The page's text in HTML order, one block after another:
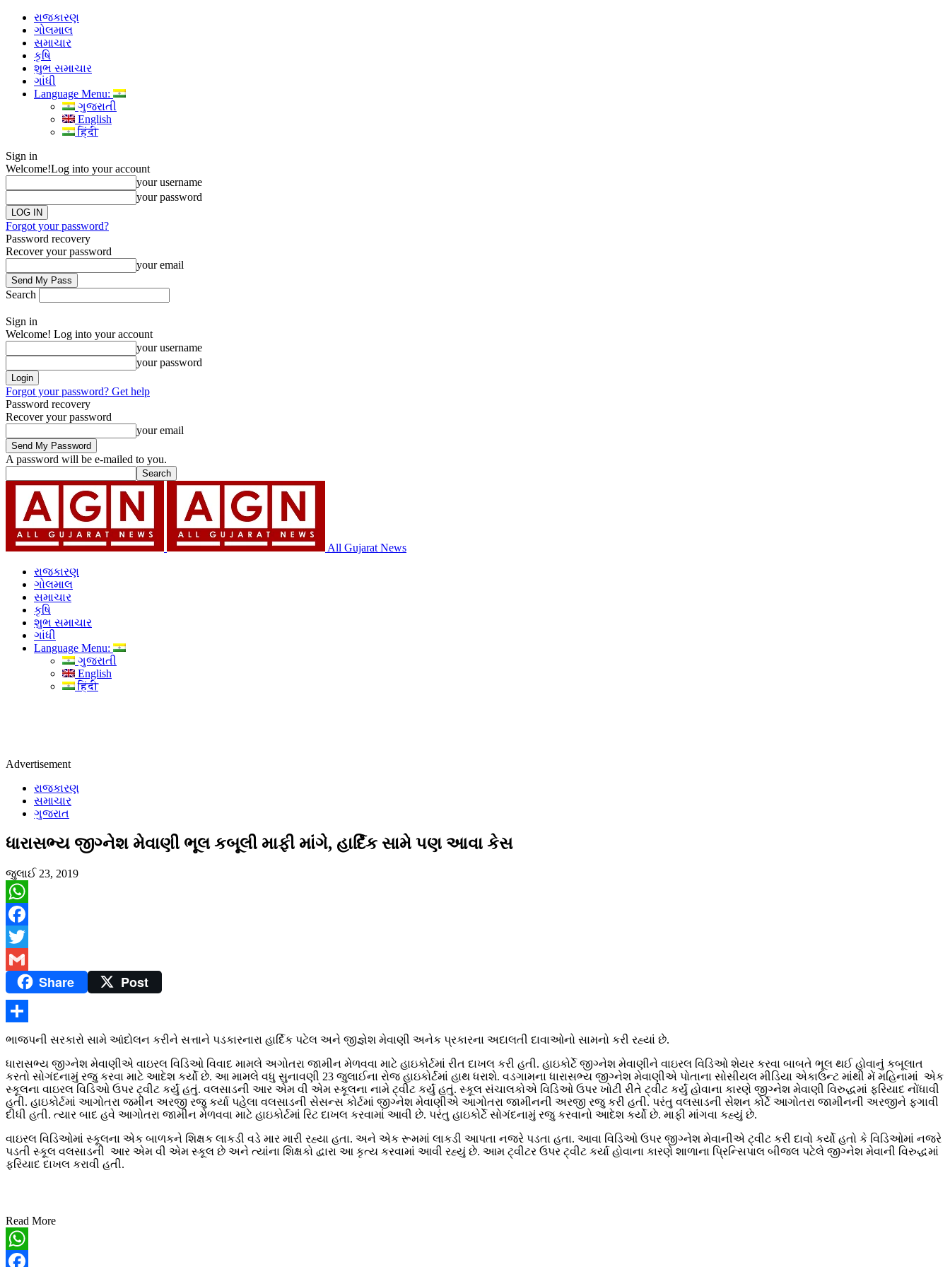
રાજકારણ
ગોલમાલ
સમાચાર
કૃષિ
શુભ સમાચાર
ગાંધી
Language Menu:
ગુજરાતી
English
हिंदी
Sign in
Welcome!Log into your account
your username
your password
Forgot your password?
Password recovery
Recover your password
your email
Search
Sign in
Welcome! Log into your account
your username
your password
Forgot your password? Get help
Password recovery
Recover your password
your email
A password will be e-mailed to you.
All Gujarat News
રાજકારણ
ગોલમાલ
સમાચાર
કૃષિ
શુભ સમાચાર
ગાંધી
Language Menu:
ગુજરાતી
English
हिंदी
Advertisement
રાજકારણ
સમાચાર
ગુજરાત
ધારાસભ્ય જીગ્નેશ મેવાણી ભૂલ કબૂલી માફી માંગે, હાર્દિક સામે પણ આવા કેસ
જુલાઈ 23, 2019
WhatsApp
Facebook
Twitter
Gmail Share Post
ભાજપની સરકારો સામે આંદોલન કરીને સત્તાને પડકારનારા હાર્દિક પટેલ અને જીજ્ઞેશ મેવાણી અનેક પ્રકારના અદાલતી દાવાઓનો સામનો કરી રહ્યાં છે.
ધારાસભ્ય જીગ્નેશ મેવાણીએ વાઇરલ વિડિઓ વિવાદ મામલે અગોતરા જામીન મેળવવા માટે હાઇકોર્ટમાં રીત દાખલ કરી હતી. હાઇકોર્ટે જીગ્નેશ મેવાણીને વાઇરલ વિડિઓ શેયર કરવા બાબતે ભૂલ થઈ હોવાનું કબૂલાત
કરતો સોગંદનામું રજુ કરવા માટે આદેશ કર્યો છે. આ મામલે વધુ સુનાવણી 23 જુલાઈના રોજ હાઇકોર્ટમાં હાથ ધરાશે. વડગામના ધારાસભ્ય જીગ્નેશ મેવાણીએ પોતાના સોસીયલ મીડિયા એકાઉન્ટ માંથી મેં મહિનામાં એક
સ્કૂલના વાઇરલ વિડિઓ ઉપર ટ્વીટ કર્યું હતું. વલસાડની આર એમ વી એમ સ્કૂલના નામે ટ્વીટ કર્યું હતું. સ્કૂલ સંચાલકોએ વિડિઓ ઉપર ખોટી રીતે ટ્વીટ કર્યું હોવાના કારણે જીગ્નેશ મેવાણી વિરુદ્ધમાં ફરિયાદ નોંધાવી
હતી. હાઇકોર્ટમાં આગોતરા જમીન અરજી રજુ કર્યા પહેલા વલસાડની સેસન્સ કોર્ટમાં જીગ્નેશ મેવાણીએ આગોતરા જામીનની અરજી રજુ કરી હતી. પરંતુ વલસાડની સેશન કોર્ટે આગોતરા જામીનની અરજીને ફગાવી
દીધી હતી. ત્યાર બાદ હવે આગોતરા જામીન મેળવવા માટે હાઇકોર્ટમાં રિટ દાખલ કરવામાં આવી છે. પરંતુ હાઇકોર્ટે સોગંદનામું રજુ કરવાનો આદેશ કર્યો છે. માફી માંગવા કહ્યું છે.
વાઇરલ વિડિઓમાં સ્કૂલના એક બાળકને શિક્ષક લાકડી વડે માર મારી રહ્યા હતા. અને એક રૂમમાં લાકડી આપતા નજરે પડતા હતા. આવા વિડિઓ ઉપર જીગ્નેશ મેવાનીએ ટ્વીટ કરી દાવો કર્યો હતો કે વિડિઓમાં નજરે
પડતી સ્કૂલ વલસાડની આર એમ વી એમ સ્કૂલ છે અને ત્યાંના શિક્ષકો દ્વારા આ કૃત્ય કરવામાં આવી રહ્યું છે. આમ ટ્વીટર ઉપર ટ્વીટ કર્યા હોવાના કારણે શાળાના પ્રિન્સિપાલ બીજલ પટેલે જીગ્નેશ મેવાની વિરુદ્ધમાં
ફરિયાદ દાખલ કરાવી હતી.
Read More
WhatsApp